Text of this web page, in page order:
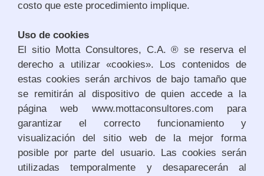
costo que este procedimiento implique.
Uso de cookies
El sitio Motta Consultores, C.A. ® se reserva el
derecho a utilizar «cookies». Los contenidos de
estas cookies serán archivos de bajo tamaño que
se remitirán al dispositivo de quien accede a la
página web www.mottaconsultores.com para
garantizar el correcto funcionamiento y
visualización del sitio web de la mejor forma
posible por parte del usuario. Las cookies serán
utilizadas temporalmente y desaparecerán al